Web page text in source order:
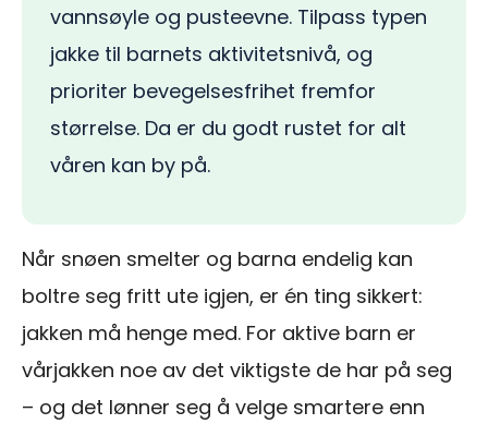
vannsøyle og pusteevne. Tilpass typen
jakke til barnets aktivitetsnivå, og
prioriter bevegelsesfrihet fremfor
størrelse. Da er du godt rustet for alt
våren kan by på.
Når snøen smelter og barna endelig kan
boltre seg fritt ute igjen, er én ting sikkert:
jakken må henge med. For aktive barn er
vårjakken noe av det viktigste de har på seg
– og det lønner seg å velge smartere enn